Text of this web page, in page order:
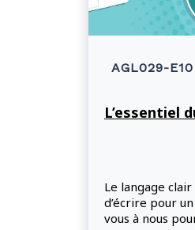
AGL029-E10
L’essentiel
Le langage
d’écrire pour
vous à nous